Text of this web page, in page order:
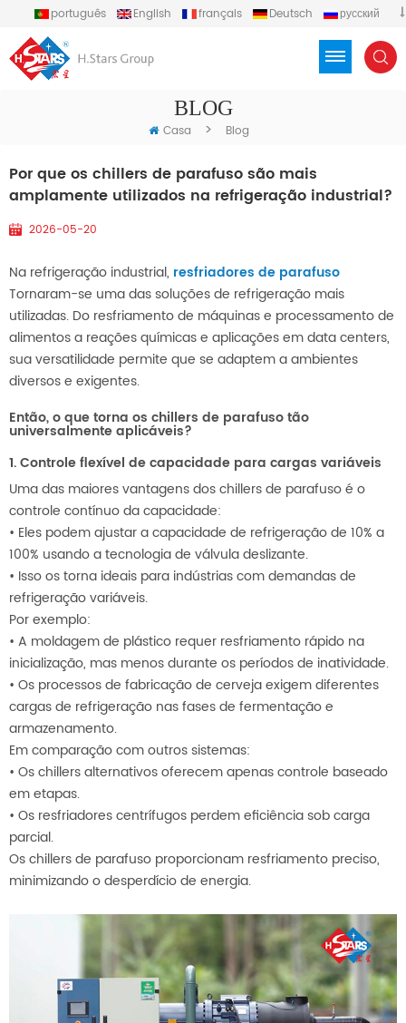
português English français Deutsch
русский
BLOG
Casa > Blog
Por que os chillers de parafuso são mais
amplamente utilizados na refrigeração industrial?
2026-05-20
Na refrigeração industrial, resfriadores de parafuso
Tornaram-se uma das soluções de refrigeração mais
utilizadas. Do resfriamento de máquinas e processamento de
alimentos a reações químicas e aplicações em data centers,
sua versatilidade permite que se adaptem a ambientes
diversos e exigentes.
Então, o que torna os chillers de parafuso tão
universalmente aplicáveis?
1. Controle flexível de capacidade para cargas variáveis
Uma das maiores vantagens dos chillers de parafuso é o
controle contínuo da capacidade:
• Eles podem ajustar a capacidade de refrigeração de 10% a
100% usando a tecnologia de válvula deslizante.
• Isso os torna ideais para indústrias com demandas de
refrigeração variáveis.
Por exemplo:
• A moldagem de plástico requer resfriamento rápido na
inicialização, mas menos durante os períodos de inatividade.
• Os processos de fabricação de cerveja exigem diferentes
cargas de refrigeração nas fases de fermentação e
armazenamento.
Em comparação com outros sistemas:
• Os chillers alternativos oferecem apenas controle baseado
em etapas.
• Os resfriadores centrífugos perdem eficiência sob carga
parcial.
Os chillers de parafuso proporcionam resfriamento preciso,
minimizando o desperdício de energia.